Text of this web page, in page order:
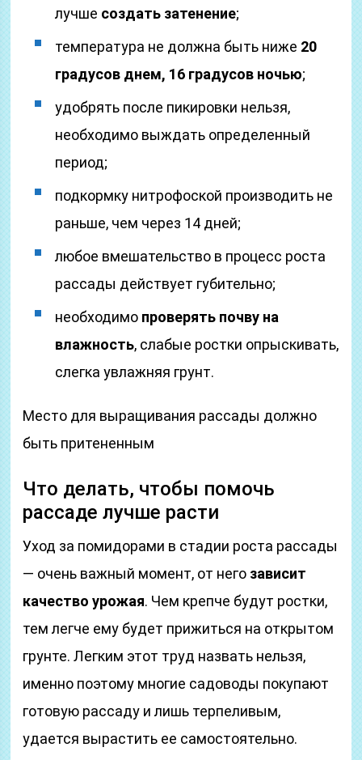
лучше создать затенение;
температура не должна быть ниже 20
градусов днем, 16 градусов ночью;
удобрять после пикировки нельзя,
необходимо выждать определенный
период;
подкормку нитрофоской производить не
раньше, чем через 14 дней;
любое вмешательство в процесс роста
рассады действует губительно;
необходимо проверять почву на
влажность, слабые ростки опрыскивать,
слегка увлажняя грунт.
Место для выращивания рассады должно
быть притененным
Что делать, чтобы помочь
рассаде лучше расти
Уход за помидорами в стадии роста рассады
— очень важный момент, от него зависит
качество урожая. Чем крепче будут ростки,
тем легче ему будет прижиться на открытом
грунте. Легким этот труд назвать нельзя,
именно поэтому многие садоводы покупают
готовую рассаду и лишь терпеливым,
удается вырастить ее самостоятельно.